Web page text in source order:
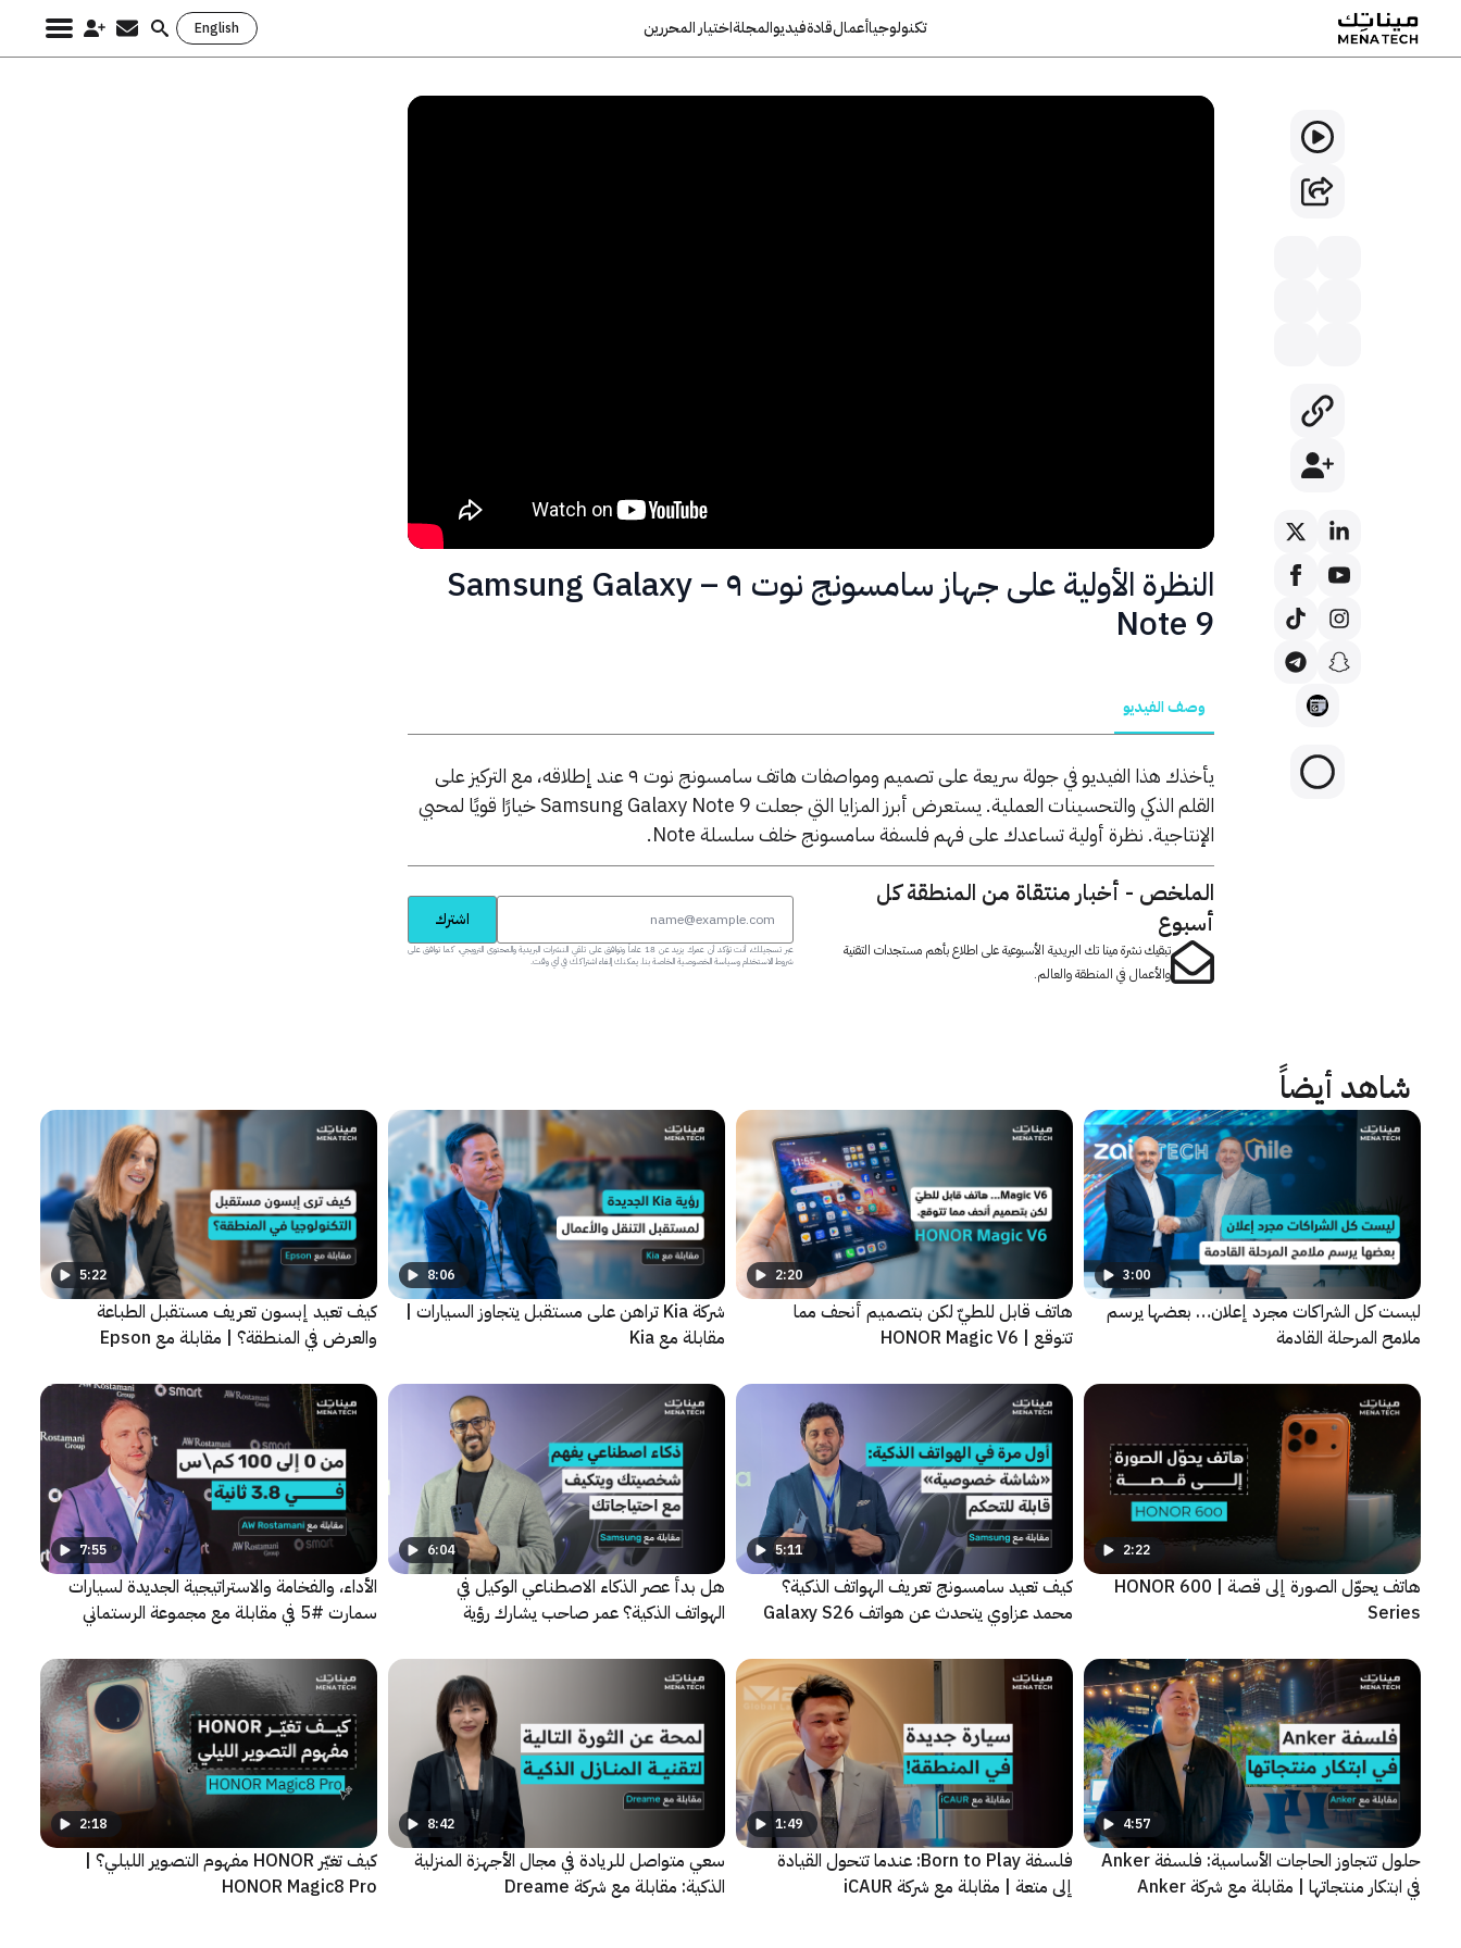
تكنولوجياأعمالقادةفيديوالمجلةاختيار المحررين English
Search
النظرة الأولية على جهاز سامسونج نوت ٩ – Samsung Galaxy
Note 9
وصف الفيديو
يأخذك هذا الفيديو في جولة سريعة على تصميم ومواصفات هاتف سامسونج نوت ٩ عند إطلاقه، مع التركيز على
القلم الذكي والتحسينات العملية. يستعرض أبرز المزايا التي جعلت Samsung Galaxy Note 9 خيارًا قويًا لمحبي
الإنتاجية. نظرة أولية تساعدك على فهم فلسفة سامسونج خلف سلسلة Note.
الملخص - أخبار منتقاة من المنطقة كل
أسبوع
تبقيك نشرة مينا تك البريدية الأسبوعية على اطلاع بأهم مستجدات التقنية
والأعمال في المنطقة والعالم.
اشترك
عبر تسجيلك، أنت تؤكد أن عمرك يزيد عن 18 عاماً وتوافق على تلقي النشرات البريدية والمحتوى الترويجي، كما توافق على
شروط الاستخدام وسياسة الخصوصية الخاصة بنا. يمكنك إلغاء اشتراكك في أي وقت.
شاهد أيضاً
3:00
ليست كل الشراكات مجرد إعلان… بعضها يرسم
ملامح المرحلة القادمة
2:20
هاتف قابل للطيّ لكن بتصميم أنحف مما
تتوقع | HONOR Magic V6
8:06
شركة Kia تراهن على مستقبل يتجاوز السيارات |
مقابلة مع Kia
5:22
كيف تعيد إبسون تعريف مستقبل الطباعة
والعرض في المنطقة؟ | مقابلة مع Epson
2:22
هاتف يحوّل الصورة إلى قصة | HONOR 600
Series
5:11
كيف تعيد سامسونج تعريف الهواتف الذكية؟
محمد عزاوي يتحدث عن هواتف Galaxy S26
6:04
هل بدأ عصر الذكاء الاصطناعي الوكيل في
الهواتف الذكية؟ عمر صاحب يشارك رؤية
7:55
الأداء، والفخامة والاستراتيجية الجديدة لسيارات
سمارت #5 في مقابلة مع مجموعة الرستماني
4:57
حلول تتجاوز الحاجات الأساسية: فلسفة Anker
في ابتكار منتجاتها | مقابلة مع شركة Anker
1:49
فلسفة Born to Play: عندما تتحول القيادة
إلى متعة | مقابلة مع شركة iCAUR
8:42
سعي متواصل للريادة في مجال الأجهزة المنزلية
الذكية: مقابلة مع شركة Dreame
2:18
كيف تغيّر HONOR مفهوم التصوير الليلي؟ |
HONOR Magic8 Pro